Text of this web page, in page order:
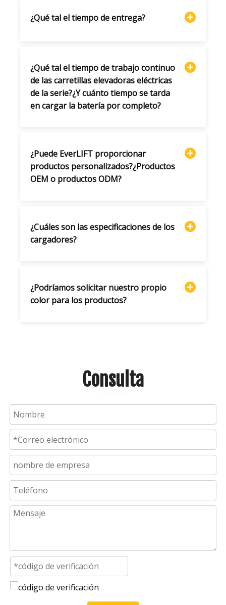
¿Qué tal el tiempo de entrega?
¿Qué tal el tiempo de trabajo continuo
de las carretillas elevadoras eléctricas
de la serie?¿Y cuánto tiempo se tarda
en cargar la batería por completo?
¿Puede EverLIFT proporcionar
productos personalizados?¿Productos
OEM o productos ODM?
¿Cuáles son las especificaciones de los
cargadores?
¿Podríamos solicitar nuestro propio
color para los productos?
Consulta